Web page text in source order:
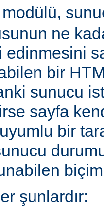
modülü,
ne
edinmesini
bir
sunucu
sayfa
bir
şunlardır: